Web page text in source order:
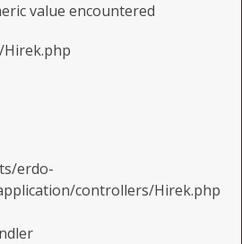
value encountered
Hirek.php
erdo-
controllers/Hirek.php